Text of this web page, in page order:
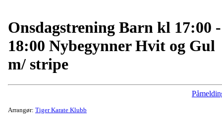
Onsdagstrening Barn kl 17:00 -
18:00 Nybegynner Hvit og Gul
m/ stripe
Arrangør: Tiger Karate Klubb